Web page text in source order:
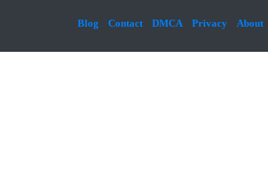
Blog Contact DMCA Privacy About